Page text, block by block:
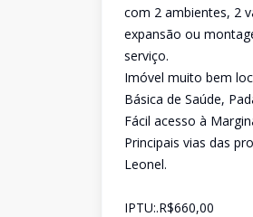
com 2 ambientes, 2
expansão ou
serviço.
Imóvel muito bem
Básica de Saúde,
Fácil acesso à
Principais vias das
Leonel.
IPTU:.R$660,00